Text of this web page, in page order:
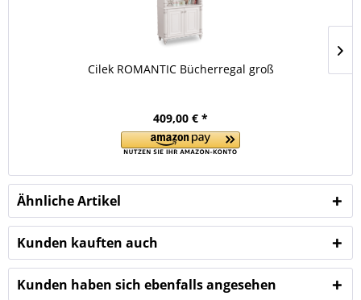
Cilek ROMANTIC Bücherregal groß
409,00 € *
Ähnliche Artikel
Kunden kauften auch
Kunden haben sich ebenfalls angesehen